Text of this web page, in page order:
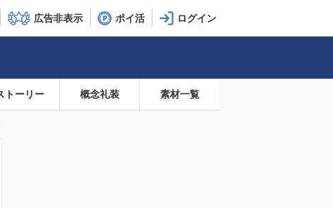
広告非表示 ポイ活
トーリー 概念礼装 素材一覧